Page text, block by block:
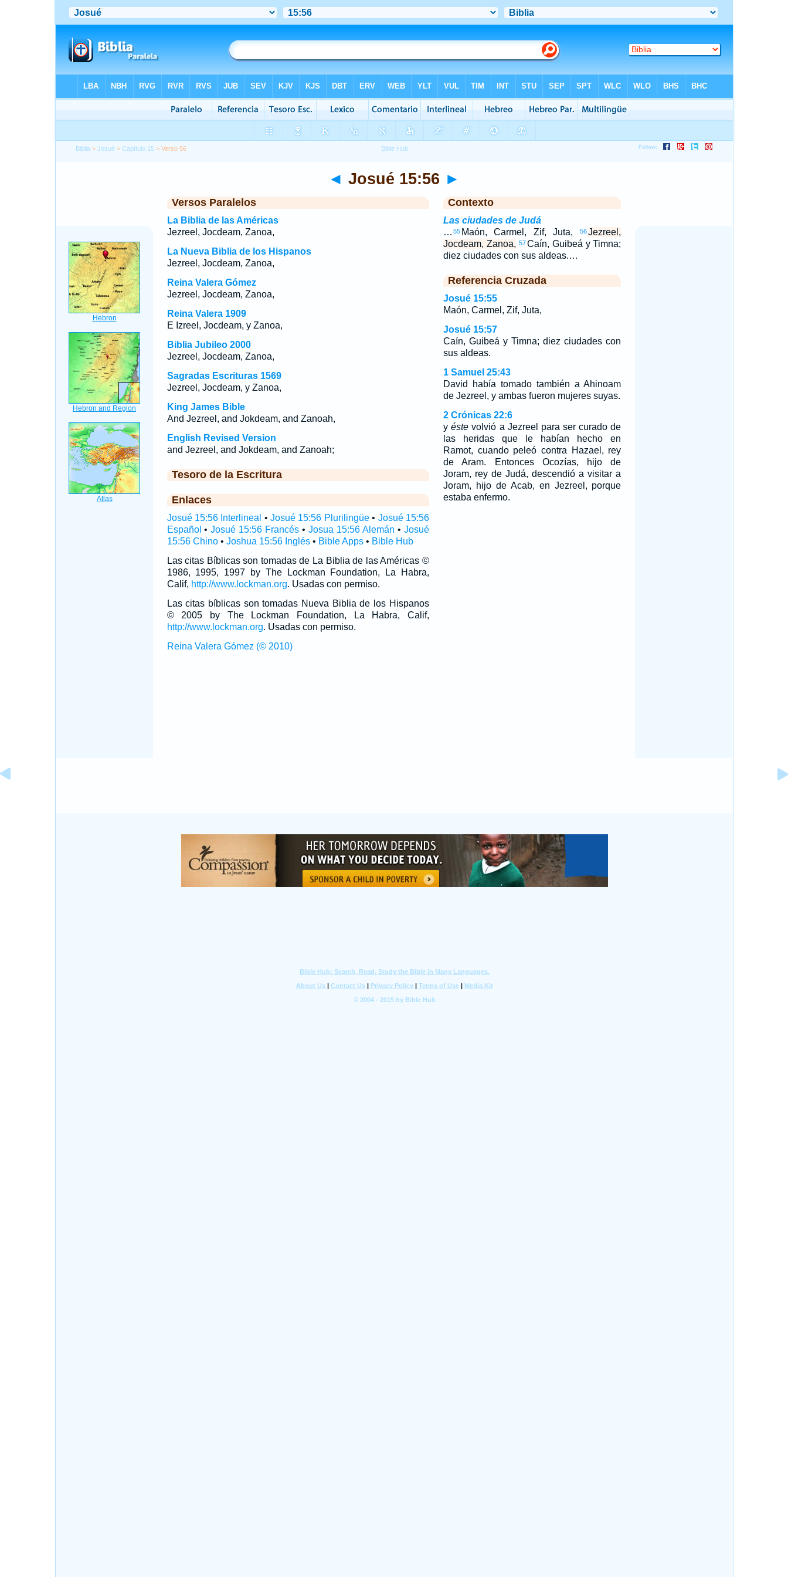
Biblia >Josué >Capítulo 15 > Verso 56
◄ Josué 15:56 ►
Versos Paralelos
La Biblia de las Américas
Jezreel, Jocdeam, Zanoa,
La Nueva Biblia de los Hispanos
Jezreel, Jocdeam, Zanoa,
Reina Valera Gómez
Jezreel, Jocdeam, Zanoa,
Reina Valera 1909
E Izreel, Jocdeam, y Zanoa,
Biblia Jubileo 2000
Jezreel, Jocdeam, Zanoa,
Sagradas Escrituras 1569
Jezreel, Jocdeam, y Zanoa,
King James Bible
And Jezreel, and Jokdeam, and Zanoah,
English Revised Version
and Jezreel, and Jokdeam, and Zanoah;
Tesoro de la Escritura
Enlaces
Josué 15:56 Interlineal •Josué 15:56 Plurilingüe• Josué 15:56
Español •Josué 15:56 Francés •Josua 15:56 Alemán • Josué
15:56 Chino• Joshua 15:56 Inglés• Bible Apps• Bible Hub
Las citas Bíblicas son tomadas de La Biblia de las Américas ©
1986, 1995, 1997 by The Lockman Foundation, La Habra,
Calif, http://www.lockman.org. Usadas con permiso.
Las citas bíblicas son tomadas Nueva Biblia de los Hispanos
© 2005 by The Lockman Foundation, La Habra, Calif,
http://www.lockman.org. Usadas con permiso.
Reina Valera Gómez (© 2010)
Contexto
Las ciudades de Judá
… 55 Maón, Carmel, Zif, Juta, 56 Jezreel,
Jocdeam, Zanoa, 57Caín, Guibeá y Timna;
diez ciudades con sus aldeas.…
Referencia Cruzada
Josué 15:55
Maón, Carmel, Zif, Juta,
Josué 15:57
Caín, Guibeá y Timna; diez ciudades con
sus aldeas.
1 Samuel 25:43
David había tomado también a Ahinoam
de Jezreel, y ambas fueron mujeres suyas.
2 Crónicas 22:6
yéste volvió a Jezreel para ser curado de
las heridas que le habían hecho en
Ramot, cuando peleó contra Hazael, rey
de Aram. Entonces Ocozías, hijo de
Joram, rey de Judá, descendió a visitar a
Joram, hijo de Acab, en Jezreel, porque
estaba enfermo.